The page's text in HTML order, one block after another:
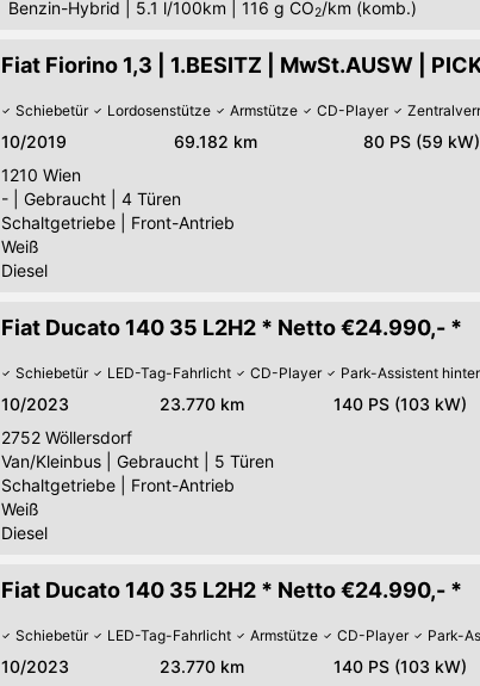
Benzin-Hybrid
5.1 l/100km 116 g CO2/km (komb.)
Fiat Fiorino 1,3 | 1.BESITZ | MwSt.AUSW |
Schiebetür Lordosenstütze Armstütze CD-Player
10/2019 69.182 km 80 PS (59 kW)
1210 Wien
-
Gebraucht
4 Türen
Schaltgetriebe
Front-Antrieb
Weiß
Diesel
Fiat Ducato 140 35 L2H2 * Netto €24.990,- *
Schiebetür LED-Tag-Fahrlicht CD-Player Park-Assistent
10/2023 23.770 km 140 PS (103 kW)
2752 Wöllersdorf
Van/Kleinbus
Gebraucht
5 Türen
Schaltgetriebe
Front-Antrieb
Weiß
Diesel
Fiat Ducato 140 35 L2H2 * Netto €24.990,- *
Schiebetür LED-Tag-Fahrlicht Armstütze CD-Player Park-
10/2023 23.770 km 140 PS (103 kW)